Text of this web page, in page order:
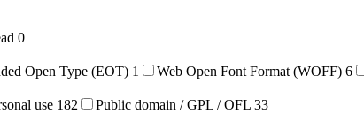
0
Open Type (EOT) 1 Web Open Font Format (WOFF) 6
use 182 Public domain / GPL / OFL 33